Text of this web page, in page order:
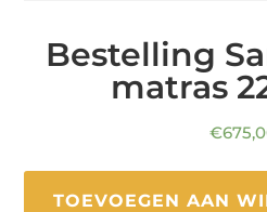
Bestelling
matras
€
TOEVOEGEN AAN